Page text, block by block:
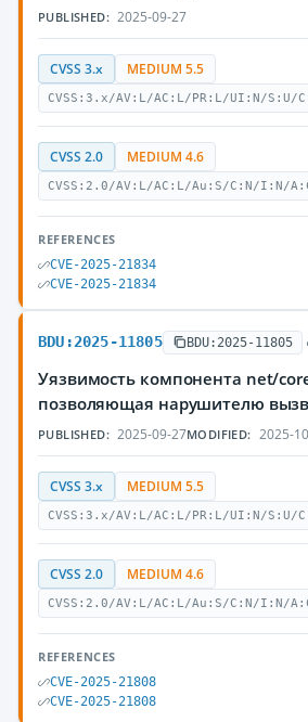
PUBLISHED: 2025-09-27
CVSS 3.x MEDIUM 5.5
CVSS:3.x/AV:L/AC:L/PR:L/UI:N/S:U/
CVSS 2.0 MEDIUM 4.6
CVSS:2.0/AV:L/AC:L/Au:S/C:N/I:N/
REFERENCES
CVE-2025-21834
CVE-2025-21834
BDU:2025-11805 BDU:2025-11805
Уязвимость компонента net/
позволяющая нарушителю
PUBLISHED: 2025-09-27MODIFIED: 2025-
CVSS 3.x MEDIUM 5.5
CVSS:3.x/AV:L/AC:L/PR:L/UI:N/S:U/
CVSS 2.0 MEDIUM 4.6
CVSS:2.0/AV:L/AC:L/Au:S/C:N/I:N/
REFERENCES
CVE-2025-21808
CVE-2025-21808